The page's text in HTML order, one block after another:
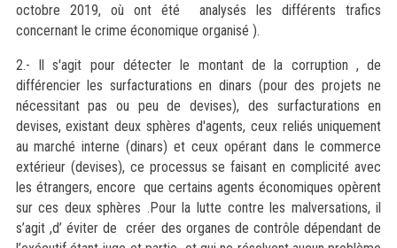
octobre 2019, où ont été analysés les différents trafics
concernant le crime économique organisé ).
2.- Il s'agit pour détecter le montant de la corruption , de
différencier les surfacturations en dinars (pour des projets ne
nécessitant pas ou peu de devises), des surfacturations en
devises, existant deux sphères d'agents, ceux reliés uniquement
au marché interne (dinars) et ceux opérant dans le commerce
extérieur (devises), ce processus se faisant en complicité avec
les étrangers, encore que certains agents économiques opèrent
sur ces deux sphères .Pour la lutte contre les malversations, il
s’agit ,d’ éviter de créer des organes de contrôle dépendant de